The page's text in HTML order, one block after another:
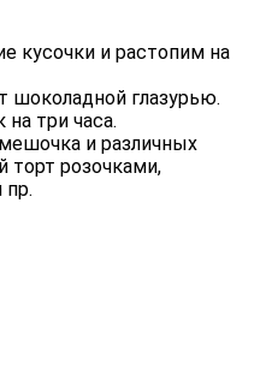
кусочки и растопим на
глазурью.
три часа.
и различных
торт розочками,